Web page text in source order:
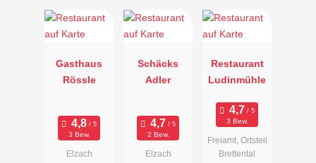
Gasthaus
Rössle
3 Bew.
Elzach
Schäcks
Adler
2 Bew.
Elzach
Restaurant
Ludinmühle
3 Bew.
Freiamt, Ortsteil
Brettental